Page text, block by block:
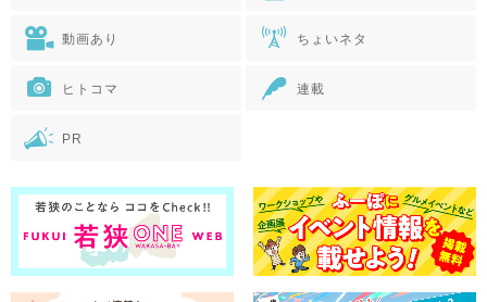
動画あり ちょいネタ
ヒトコマ 連載
PR